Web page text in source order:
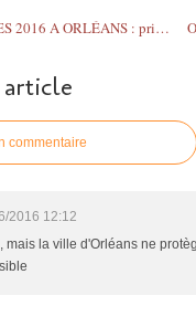
ANIMATIONS ESTIVALES 2016 A ORLÉANS : principales...
commentaire
2016 12:12
mais la ville d'Orléans ne